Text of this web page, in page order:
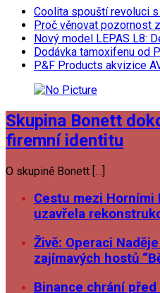
Coolita spouští revoluci
Proč věnovat pozornost
Nový model LEPAS L8:
Dodávka tamoxifenu od
P&F Products akvizice
Skupina Bonett
firemní identitu
O skupině Bonett […]
Cestu mezi Horními
uzavřela
Živě: Operaci
zajímavých hostů
Binance chrání